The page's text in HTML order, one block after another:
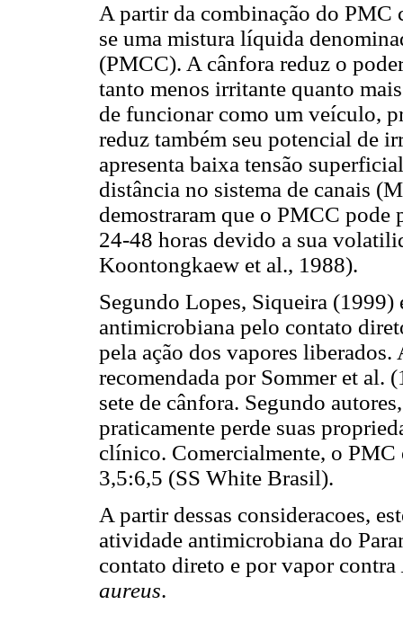
A partir da combinação do PMC
se uma mistura líquida
(PMCC). A cânfora reduz o
tanto menos irritante quanto
de funcionar como um veículo,
reduz também seu potencial de
apresenta baixa tensão
distância no sistema de canais
demostraram que o PMCC pode
24-48 horas devido a sua
Koontongkaew et al., 1988).
Segundo Lopes, Siqueira (1999)
antimicrobiana pelo contato
pela ação dos vapores liberados.
recomendada por Sommer et al.
sete de cânfora. Segundo
praticamente perde suas
clínico. Comercialmente, o PMC
3,5:6,5 (SS White Brasil).
A partir dessas consideracoes,
atividade antimicrobiana do
contato direto e por vapor contra
aureus.